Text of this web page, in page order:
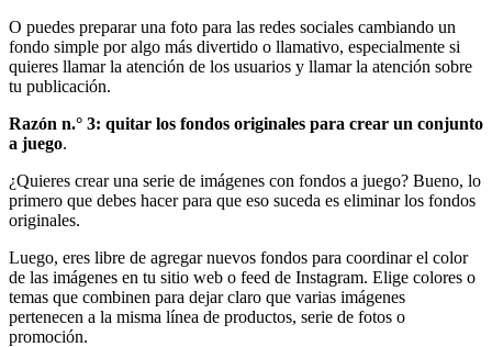
O puedes preparar una foto para las redes sociales cambiando un
fondo simple por algo más divertido o llamativo, especialmente si
quieres llamar la atención de los usuarios y llamar la atención sobre
tu publicación.
Razón n.° 3: quitar los fondos originales para crear un conjunto
a juego.
¿Quieres crear una serie de imágenes con fondos a juego? Bueno, lo
primero que debes hacer para que eso suceda es eliminar los fondos
originales.
Luego, eres libre de agregar nuevos fondos para coordinar el color
de las imágenes en tu sitio web o feed de Instagram. Elige colores o
temas que combinen para dejar claro que varias imágenes
pertenecen a la misma línea de productos, serie de fotos o
promoción.